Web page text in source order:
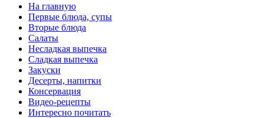
На главную
Первые блюда, супы
Вторые блюда
Салаты
Несладкая выпечка
Сладкая выпечка
Закуски
Десерты, напитки
Консервация
Видео-рецепты
Интересно почитать